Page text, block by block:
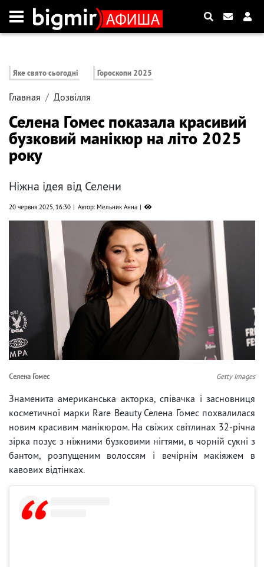
Яке свято сьогодні Гороскопи 2025
Главная Дозвілля
Селена Гомес показала красивий
бузковий манікюр на літо 2025
року
Ніжна ідея від Селени
20 червня 2025, 16:30 Автор: Мельник Анна
Селена Гомес Getty Images
Знаменита американська акторка, співачка і засновниця
косметичної марки Rare Beauty Селена Гомес похвалилася
новим красивим манікюром. На свіжих світлинах 32-річна
зірка позує з ніжними бузковими нігтями, в чорній сукні з
бантом, розпущеним волоссям і вечірнім макіяжем в
кавових відтінках.